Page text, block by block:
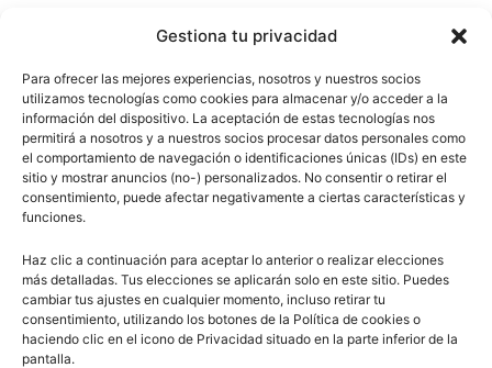
Gestiona tu privacidad
Para ofrecer las mejores experiencias, nosotros y nuestros socios
utilizamos tecnologías como cookies para almacenar y/o acceder a la
información del dispositivo. La aceptación de estas tecnologías nos
permitirá a nosotros y a nuestros socios procesar datos personales como
el comportamiento de navegación o identificaciones únicas (IDs) en este
sitio y mostrar anuncios (no-) personalizados. No consentir o retirar el
consentimiento, puede afectar negativamente a ciertas características y
funciones.
Haz clic a continuación para aceptar lo anterior o realizar elecciones
más detalladas. Tus elecciones se aplicarán solo en este sitio. Puedes
cambiar tus ajustes en cualquier momento, incluso retirar tu
consentimiento, utilizando los botones de la Política de cookies o
haciendo clic en el icono de Privacidad situado en la parte inferior de la
pantalla.